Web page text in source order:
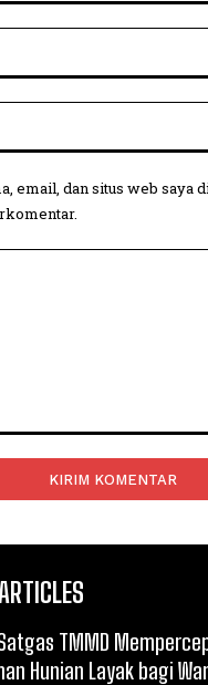
email, dan situs web saya
TMMD
Hunian Layak bagi